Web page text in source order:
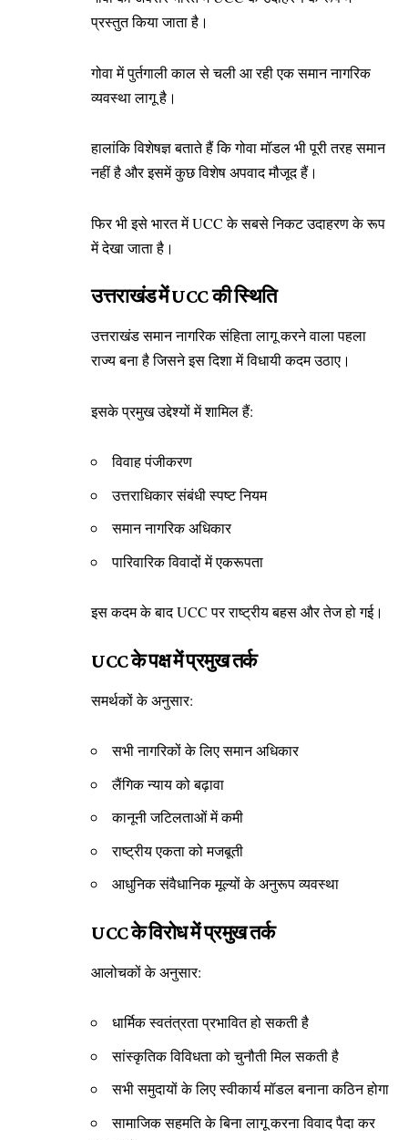
प्रस्तुत किया जाता है।
गोवा में पुर्तगाली काल से चली आ रही एक समान नागरिक
व्यवस्था लागू है।
हालांकि विशेषज्ञ बताते हैं कि गोवा मॉडल भी पूरी तरह समान
नहीं है और इसमें कुछ विशेष अपवाद मौजूद हैं।
फिर भी इसे भारत में UCC के सबसे निकट उदाहरण के रूप
में देखा जाता है।
उत्तराखंड में UCC की स्थिति
उत्तराखंड समान नागरिक संहिता लागू करने वाला पहला
राज्य बना है जिसने इस दिशा में विधायी कदम उठाए।
इसके प्रमुख उद्देश्यों में शामिल हैं:
विवाह पंजीकरण
उत्तराधिकार संबंधी स्पष्ट नियम
समान नागरिक अधिकार
पारिवारिक विवादों में एकरूपता
इस कदम के बाद UCC पर राष्ट्रीय बहस और तेज हो गई।
UCC के पक्ष में प्रमुख तर्क
समर्थकों के अनुसार:
सभी नागरिकों के लिए समान अधिकार
लैंगिक न्याय को बढ़ावा
कानूनी जटिलताओं में कमी
राष्ट्रीय एकता को मजबूती
आधुनिक संवैधानिक मूल्यों के अनुरूप व्यवस्था
UCC के विरोध में प्रमुख तर्क
आलोचकों के अनुसार:
धार्मिक स्वतंत्रता प्रभावित हो सकती है
सांस्कृतिक विविधता को चुनौती मिल सकती है
सभी समुदायों के लिए स्वीकार्य मॉडल बनाना कठिन होगा
सामाजिक सहमति के बिना लागू करना विवाद पैदा कर